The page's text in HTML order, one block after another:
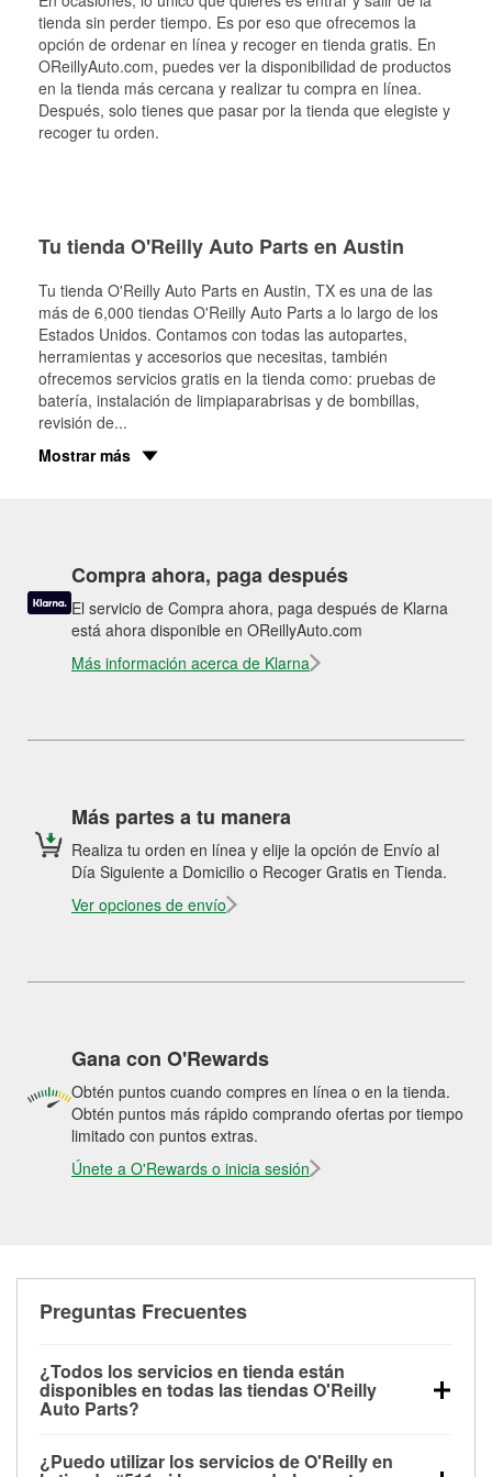
tienda sin perder tiempo. Es por eso que ofrecemos la
opción de ordenar en línea y recoger en tienda gratis. En
OReillyAuto.com, puedes ver la disponibilidad de productos
en la tienda más cercana y realizar tu compra en línea.
Después, solo tienes que pasar por la tienda que elegiste y
recoger tu orden.
Tu tienda O'Reilly Auto Parts en Austin
Tu tienda O'Reilly Auto Parts en Austin, TX es una de las
más de 6,000 tiendas O'Reilly Auto Parts a lo largo de los
Estados Unidos. Contamos con todas las autopartes,
herramientas y accesorios que necesitas, también
ofrecemos servicios gratis en la tienda como: pruebas de
batería, instalación de limpiaparabrisas y de bombillas,
revisión de...
Mostrar más
Compra ahora, paga después
El servicio de Compra ahora, paga después de Klarna
está ahora disponible en OReillyAuto.com
Más información acerca de Klarna
Más partes a tu manera
Realiza tu orden en línea y elije la opción de Envío al
Día Siguiente a Domicilio o Recoger Gratis en Tienda.
Ver opciones de envío
Gana con O'Rewards
Obtén puntos cuando compres en línea o en la tienda.
Obtén puntos más rápido comprando ofertas por tiempo
limitado con puntos extras.
Únete a O'Rewards o inicia sesión
Preguntas Frecuentes
¿Todos los servicios en tienda están
disponibles en todas las tiendas O'Reilly
Auto Parts?
las pruebas de batería, pruebas de alternador y
¿Puedo utilizar los servicios de O'Reilly en